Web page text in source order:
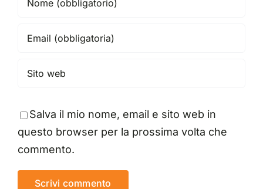
Salva il mio nome, email e sito web in
questo browser per la prossima volta che
commento.